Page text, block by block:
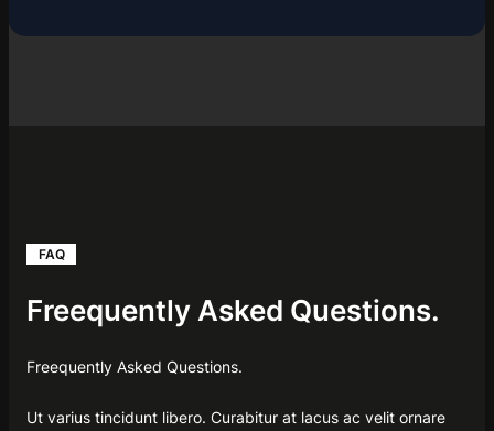
FAQ
Freequently Asked Questions.
Freequently Asked Questions.
Ut varius tincidunt libero. Curabitur at lacus ac velit ornare